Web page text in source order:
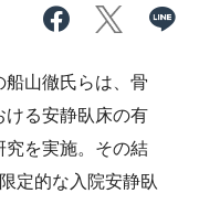
山徹氏らは、骨
ける安静臥床の有
究を実施。その結
定的な入院安静臥